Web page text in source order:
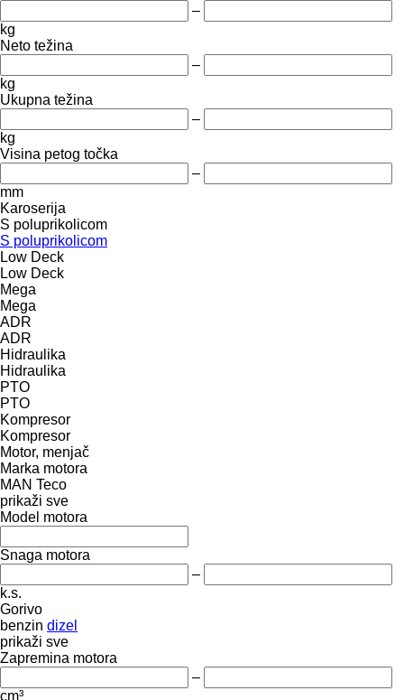
–
kg
Neto težina
–
kg
Ukupna težina
–
kg
Visina petog točka
–
mm
Karoserija
S poluprikolicom
S poluprikolicom
Low Deck
Low Deck
Mega
Mega
ADR
ADR
Hidraulika
Hidraulika
PTO
PTO
Kompresor
Kompresor
Motor, menjač
Marka motora
MAN Teco
prikaži sve
Model motora
Snaga motora
–
k.s.
Gorivo
benzin dizel
prikaži sve
Zapremina motora
–
cm³